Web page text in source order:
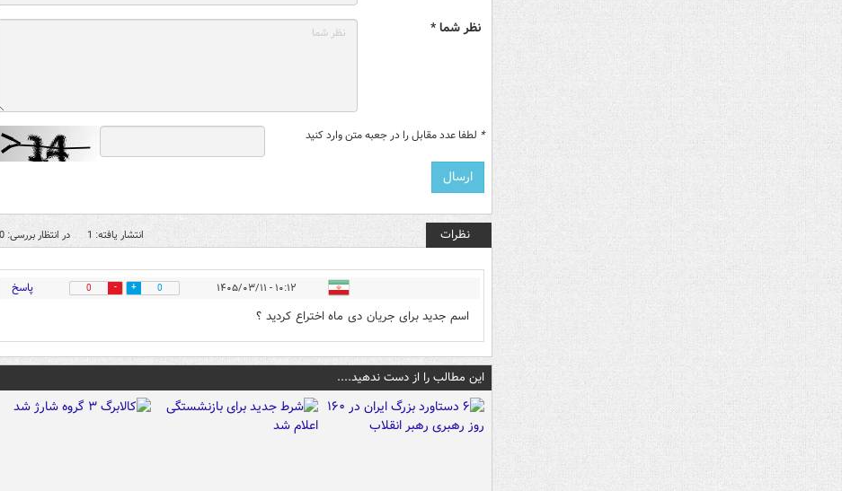
نظر شما *
* لطفا عدد مقابل را در جعبه متن وارد کنید
نظرات انتشار یافته: 1 در انتظار بررسی: 0
۱۰:۱۲ - ۱۴۰۵/۰۳/۱۱ 0
0 پاسخ
اسم جدید برای جریان دی ماه اختراع کردید ؟
این مطالب را از دست ندهید....